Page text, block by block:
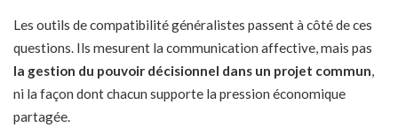
Les outils de compatibilité généralistes passent à côté de ces
questions. Ils mesurent la communication affective, mais pas
la gestion du pouvoir décisionnel dans un projet commun,
ni la façon dont chacun supporte la pression économique
partagée.